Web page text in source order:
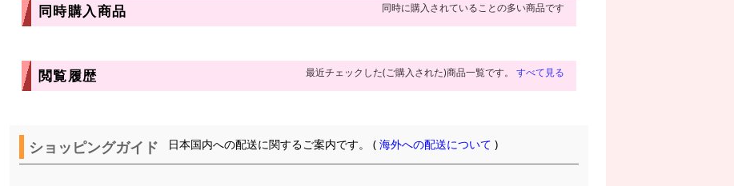
同時購入商品 同時に購入されていることの多い商品です
閲覧履歴 最近チェックした(ご購入された)商品一覧です。 すべて見る
ショッピングガイド 日本国内への配送に関するご案内です。 (海外への配送について )